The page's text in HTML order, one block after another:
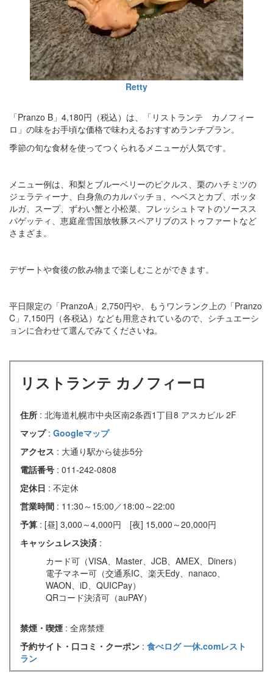
Retty
「Pranzo B」4,180円（税込）は、「リストランテ カノフィー
ロ」の味をお手頃な価格で味わえるおすすめランチプラン。
季節の旬な食材を使ってつくられるメニューが人気です。
メニュー例は、和梨とブルーベリーのピクルス、栗のハチミツの
ジェラティーナ、白身魚のカルパッチョ、ヘベスとカブ、ボッタ
ルガ、スープ、ずわい蟹と小松菜、フレッシュトマトのソースス
パゲッティ、恵庭産雪国放牧豚スペアリブのストゥファートなど
さまざま。
デザートや食後の飲み物まで楽しむことができます。
平日限定の「PranzoA」2,750円や、もうワンランク上の「Pranzo
C」7,150円（各税込）なども用意されているので、シチュエーシ
ョンに合わせて選んでみてくださいね。
リストランテ カノフィーロ
住所 : 北海道札幌市中央区南2条西1丁目8 アスカビル 2F
マップ : Googleマップ
アクセス : 大通り駅から徒歩5分
電話番号 : 011-242-0808
定休日 : 不定休
営業時間 : 11:30～15:00／18:00～22:00
予算 : [昼] 3,000～4,000円 [夜] 15,000～20,000円
キャッシュレス決済 :
カード可（VISA、Master、JCB、AMEX、Diners）
電子マネー可（交通系IC、楽天Edy、nanaco、
WAON、iD、QUICPay）
QRコード決済可（auPAY）
禁煙・喫煙 : 全席禁煙
予約サイト・口コミ・クーポン : 食べログ一休.comレスト
ラン